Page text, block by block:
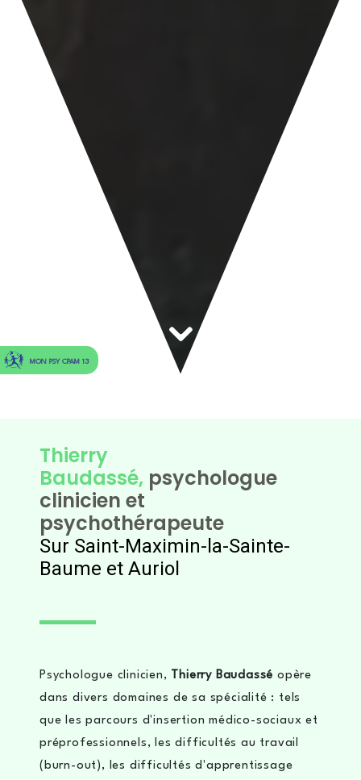
Thierry
Baudassé, psychologue
clinicien et
psychothérapeute
Sur Saint-Maximin-la-Sainte-
Baume et Auriol
Psychologue clinicien, Thierry Baudassé opère
dans divers domaines de sa spécialité : tels
que les parcours d'insertion médico-sociaux et
préprofessionnels, les difficultés au travail
(burn-out), les difficultés d'apprentissage
MON PSY CPAM 13